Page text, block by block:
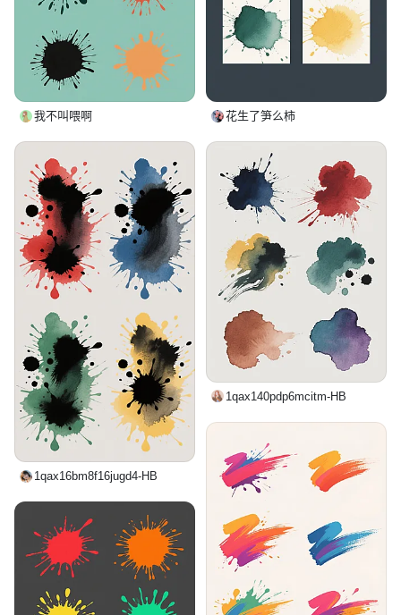
我不叫喂啊 花生了笋么柿
1qax16bm8f16jugd4-HB
1qax140pdp6mcitm-HB